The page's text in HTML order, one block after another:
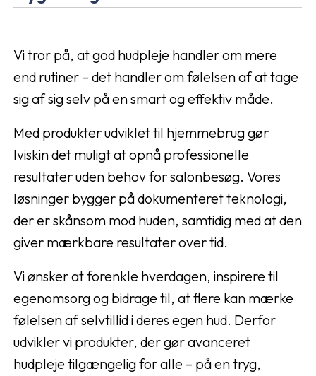
Vi tror på, at god hudpleje handler om mere
end rutiner – det handler om følelsen af at tage
sig af sig selv på en smart og effektiv måde.
Med produkter udviklet til hjemmebrug gør
Iviskin det muligt at opnå professionelle
resultater uden behov for salonbesøg. Vores
løsninger bygger på dokumenteret teknologi,
der er skånsom mod huden, samtidig med at den
giver mærkbare resultater over tid.
Vi ønsker at forenkle hverdagen, inspirere til
egenomsorg og bidrage til, at flere kan mærke
følelsen af selvtillid i deres egen hud. Derfor
udvikler vi produkter, der gør avanceret
hudpleje tilgængelig for alle – på en tryg,